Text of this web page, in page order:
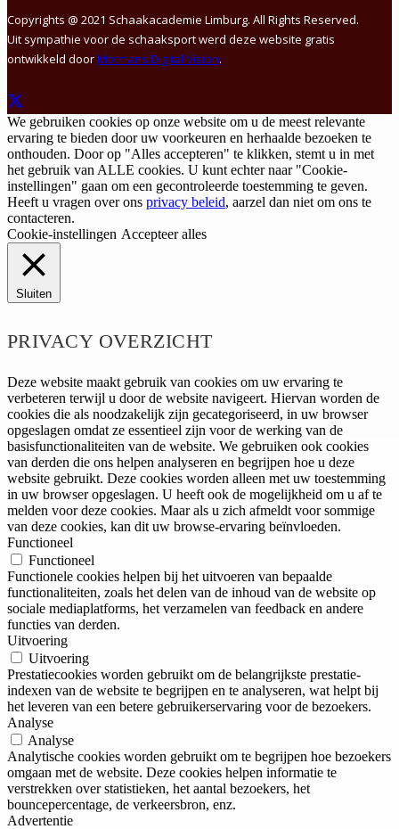
Copyrights @ 2021 Schaakacademie Limburg. All Rights Reserved.
Uit sympathie voor de schaaksport werd deze website gratis
ontwikkeld doorMotmans Digital Vision.
We gebruiken cookies op onze website om u de meest relevante
ervaring te bieden door uw voorkeuren en herhaalde bezoeken te
onthouden. Door op "Alles accepteren" te klikken, stemt u in met
het gebruik van ALLE cookies. U kunt echter naar "Cookie-
instellingen" gaan om een gecontroleerde toestemming te geven.
Heeft u vragen over ons privacy beleid, aarzel dan niet om ons te
contacteren.
Cookie-instellingen Accepteer alles
Sluiten
PRIVACY OVERZICHT
Deze website maakt gebruik van cookies om uw ervaring te
verbeteren terwijl u door de website navigeert. Hiervan worden de
cookies die als noodzakelijk zijn gecategoriseerd, in uw browser
opgeslagen omdat ze essentieel zijn voor de werking van de
basisfunctionaliteiten van de website. We gebruiken ook cookies
van derden die ons helpen analyseren en begrijpen hoe u deze
website gebruikt. Deze cookies worden alleen met uw toestemming
in uw browser opgeslagen. U heeft ook de mogelijkheid om u af te
melden voor deze cookies. Maar als u zich afmeldt voor sommige
van deze cookies, kan dit uw browse-ervaring beïnvloeden.
Functioneel
Functioneel
Functionele cookies helpen bij het uitvoeren van bepaalde
functionaliteiten, zoals het delen van de inhoud van de website op
sociale mediaplatforms, het verzamelen van feedback en andere
functies van derden.
Uitvoering
Uitvoering
Prestatiecookies worden gebruikt om de belangrijkste prestatie-
indexen van de website te begrijpen en te analyseren, wat helpt bij
het leveren van een betere gebruikerservaring voor de bezoekers.
Analyse
Analyse
Analytische cookies worden gebruikt om te begrijpen hoe bezoekers
omgaan met de website. Deze cookies helpen informatie te
verstrekken over statistieken, het aantal bezoekers, het
bouncepercentage, de verkeersbron, enz.
Advertentie